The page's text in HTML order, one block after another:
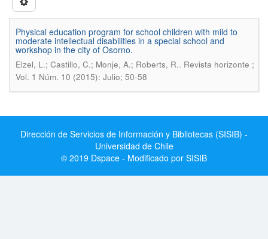
Physical education program for school children with mild to
moderate intellectual disabilities in a special school and
workshop in the city of Osorno.
Elzel, L.; Castillo, C.; Monje, A.; Roberts, R.. Revista horizonte ;
Vol. 1 Núm. 10 (2015): Julio; 50-58
Dirección de Servicios de Información y Bibliotecas (SISIB) -
Universidad de Chile
© 2019 Dspace - Modificado por SISIB